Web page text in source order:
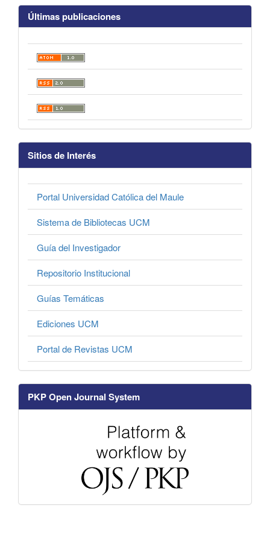
Últimas publicaciones
Sitios de Interés
Portal Universidad Católica del Maule
Sistema de Bibliotecas UCM
Guía del Investigador
Repositorio Institucional
Guías Temáticas
Ediciones UCM
Portal de Revistas UCM
PKP Open Journal System